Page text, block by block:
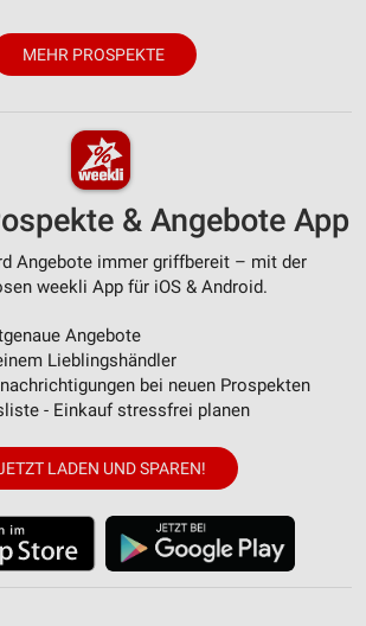
MEHR PROSPEKTE
& Angebote App
Angebote immer griffbereit – mit der
weekli App für iOS & Android.
Angebote
Lieblingshändler
bei neuen Prospekten
- Einkauf stressfrei planen
LADEN UND SPAREN!